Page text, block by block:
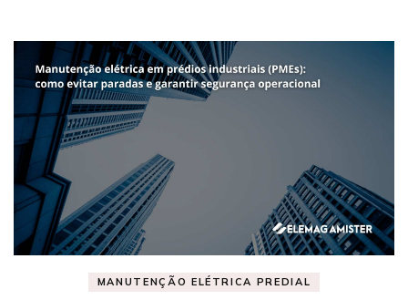
MANUTENÇÃO ELÉTRICA PREDIAL